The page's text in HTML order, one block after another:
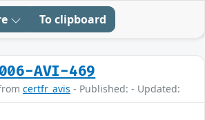
To clipboard
AVI-469
certfr_avis - Published: - Updated: